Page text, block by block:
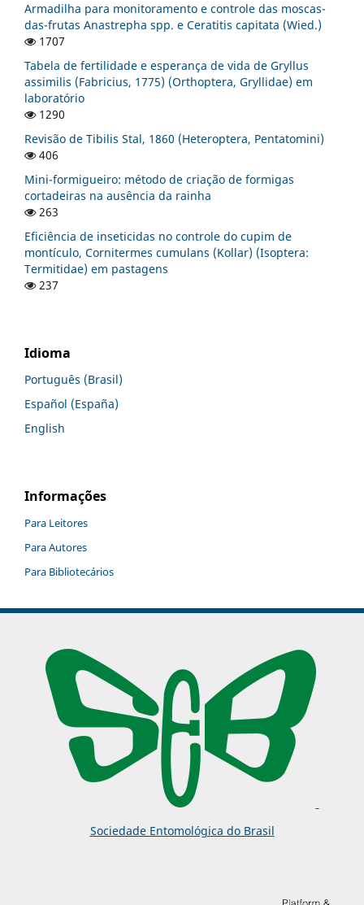
Armadilha para monitoramento e controle das moscas-
das-frutas Anastrepha spp. e Ceratitis capitata (Wied.)
1707
Tabela de fertilidade e esperança de vida de Gryllus
assimilis (Fabricius, 1775) (Orthoptera, Gryllidae) em
laboratório
1290
Revisão de Tibilis Stal, 1860 (Heteroptera, Pentatomini)
406
Mini-formigueiro: método de criação de formigas
cortadeiras na ausência da rainha
263
Eficiência de inseticidas no controle do cupim de
montículo, Cornitermes cumulans (Kollar) (Isoptera:
Termitidae) em pastagens
237
Idioma
Português (Brasil)
Español (España)
English
Informações
Para Leitores
Para Autores
Para Bibliotecários
Sociedade Entomológica do Brasil